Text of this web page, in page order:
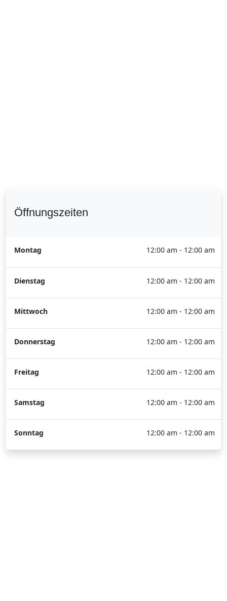
Öffnungszeiten
Montag 12:00 am - 12:00 am
Dienstag 12:00 am - 12:00 am
Mittwoch 12:00 am - 12:00 am
Donnerstag 12:00 am - 12:00 am
Freitag 12:00 am - 12:00 am
Samstag 12:00 am - 12:00 am
Sonntag 12:00 am - 12:00 am